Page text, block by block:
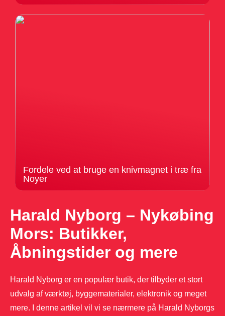
Fordele ved at bruge en knivmagnet i træ fra
Noyer
Harald Nyborg – Nykøbing
Mors: Butikker,
Åbningstider og mere
Harald Nyborg er en populær butik, der tilbyder et stort
udvalg af værktøj, byggematerialer, elektronik og meget
mere. I denne artikel vil vi se nærmere på Harald Nyborgs